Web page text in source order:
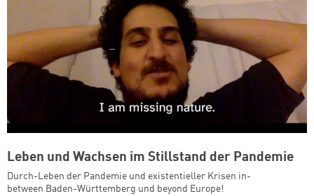
Leben und Wachsen im Stillstand der Pandemie
Durch-Leben der Pandemie und existentieller Krisen in-
between Baden-Württemberg und beyond Europe!